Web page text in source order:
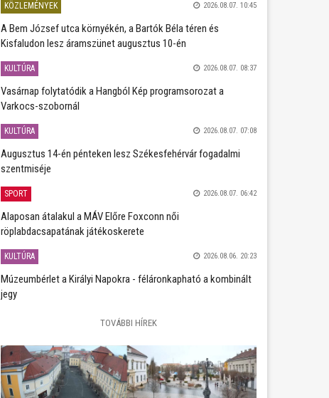
KÖZLEMÉNYEK 2026.08.07. 10:45
A Bem József utca környékén, a Bartók Béla téren és
Kisfaludon lesz áramszünet augusztus 10-én
KULTÚRA 2026.08.07. 08:37
Vasárnap folytatódik a Hangból Kép programsorozat a
Varkocs-szobornál
KULTÚRA 2026.08.07. 07:08
Augusztus 14-én pénteken lesz Székesfehérvár fogadalmi
szentmiséje
SPORT 2026.08.07. 06:42
Alaposan átalakul a MÁV Előre Foxconn női
röplabdacsapatának játékoskerete
KULTÚRA 2026.08.06. 20:23
Múzeumbérlet a Királyi Napokra - féláronkapható a kombinált
jegy
TOVÁBBI HÍREK